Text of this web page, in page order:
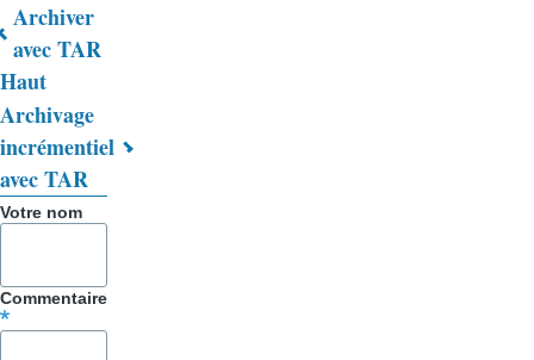
Liens
transversaux
de
livre
pour
&
Archiver
avec TAR
Haut
Archivage
incrémentiel
avec TAR
Votre nom
Commentaire